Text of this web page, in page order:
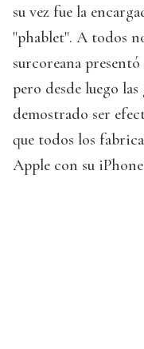
su vez fue la
"phablet". A todos
surcoreana
pero desde luego
demostrado ser
que todos los
Apple con su